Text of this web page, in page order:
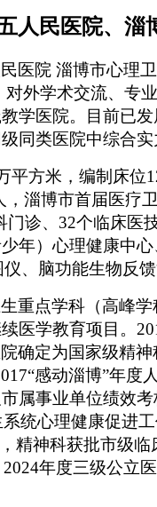
人民医院、淄
医院 淄博市心理
外学术交流、专
学医院。目前已
同类医院中综合实
平方米，编制床
淄博市首届医疗
诊、32个临床医
年）心理健康中
、脑功能生物反
重点学科（高峰
医学教育项目。
确定为国家级精
感动淄博”年
属事业单位绩效
统心理健康促进
精神科获批市级
2024年度三级公立